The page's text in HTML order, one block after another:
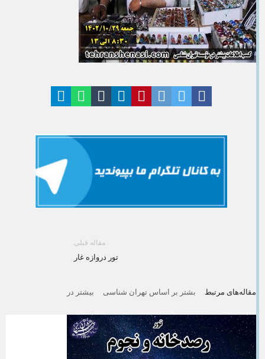
مقاله قبلی
تور دروازه غار
مقاله‌های مرتبط بشتر بر اساس تهران شناسی بیشتر در